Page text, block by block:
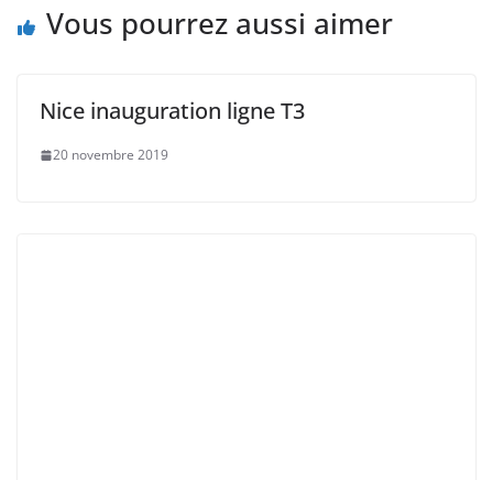
Vous pourrez aussi aimer
Nice inauguration ligne T3
20 novembre 2019